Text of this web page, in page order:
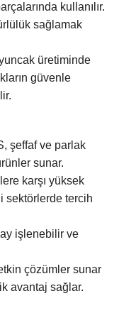
kullanılır.
sağlamak
üretiminde
güvenle
şeffaf ve parlak
sunar.
karşı yüksek
sektörlerde tercih
işlenebilir ve
çözümler sunar
avantaj sağlar.